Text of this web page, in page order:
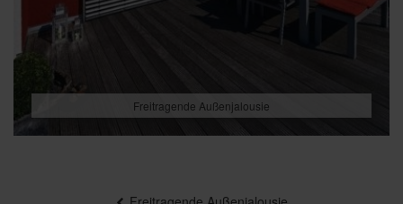
Freitragende Außenjalousie